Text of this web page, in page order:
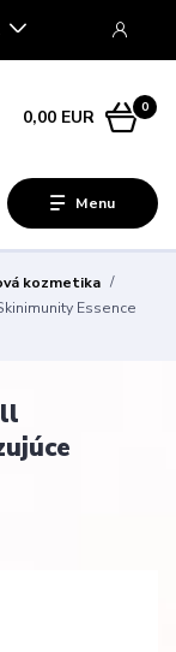
Menu
0
0,00 EUR
kozmetika
Essence